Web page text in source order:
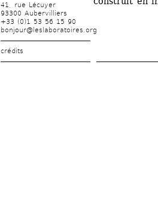
41, rue Lécuyer
93300 Aubervilliers
+33 (0)1 53 56 15 90
bonjour@leslaboratoires.org
crédits